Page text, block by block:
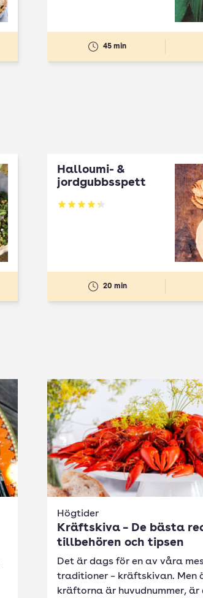
45 min
Halloumi- &
jordgubbsspett
Betyg: 4.3 av 5
20 min
Högtider
Kräftskiva – De bästa
tillbehören och tipsen
Det är dags för en av våra
traditioner – kräftskivan. Men
kräftorna är huvudnummer, är